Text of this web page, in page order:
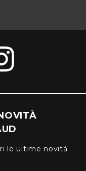
le ultime novità